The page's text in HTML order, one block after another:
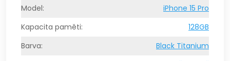
Model:
iPhone 15 Pro
Kapacita paměti:
128GB
Barva:
Black Titanium